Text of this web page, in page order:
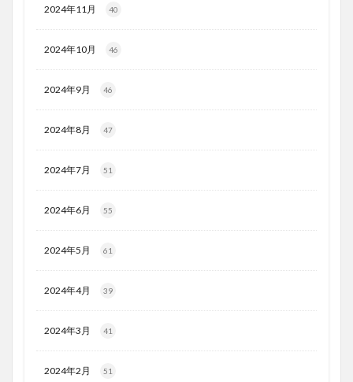
2024年11月 40
2024年10月 46
2024年9月 46
2024年8月 47
2024年7月 51
2024年6月 55
2024年5月 61
2024年4月 39
2024年3月 41
2024年2月 51